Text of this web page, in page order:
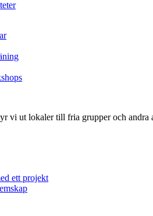
vi ut lokaler till fria grupper och andra
ett projekt